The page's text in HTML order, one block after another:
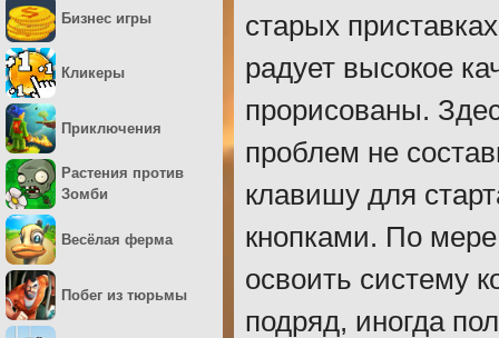
старых
радует высокое
прорисованы.
проблем не
клавишу для
кнопками. По
освоить систему
подряд, иногда
Бизнес игры
Кликеры
Приключения
Растения против
Зомби
Весёлая ферма
Побег из тюрьмы